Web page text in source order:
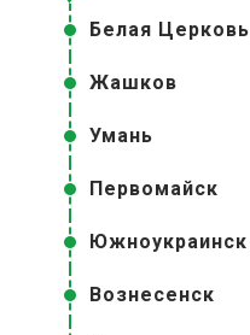
Белая Церковь
Жашков
Умань
Первомайск
Южноукраинск
Вознесенск